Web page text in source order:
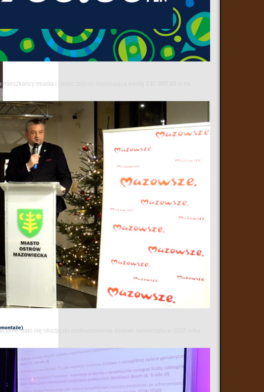
miasta i okolic zebrali imponującą kwotę 130 985,83 zł na
stało się okazją do podsumowania działań samorządu w 2025 roku